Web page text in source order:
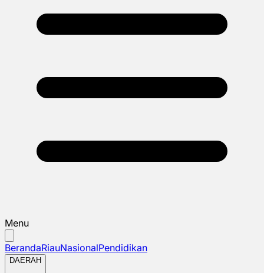
Menu
BerandaRiauNasionalPendidikan
DAERAH